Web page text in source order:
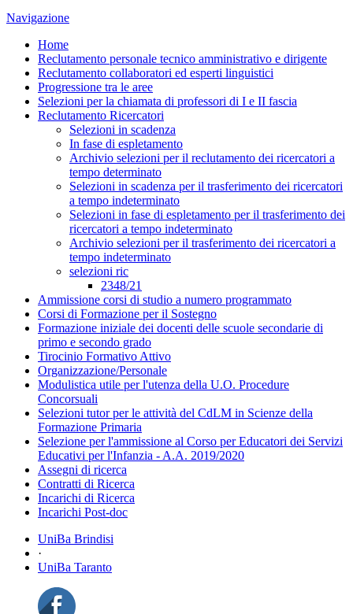
Navigazione
Home
Reclutamento personale tecnico amministrativo e dirigente
Reclutamento collaboratori ed esperti linguistici
Progressione tra le aree
Selezioni per la chiamata di professori di I e II fascia
Reclutamento Ricercatori
Selezioni in scadenza
In fase di espletamento
Archivio selezioni per il reclutamento dei ricercatori a
tempo determinato
Selezioni in scadenza per il trasferimento dei ricercatori
a tempo indeterminato
Selezioni in fase di espletamento per il trasferimento dei
ricercatori a tempo indeterminato
Archivio selezioni per il trasferimento dei ricercatori a
tempo indeterminato
selezioni ric
2348/21
Ammissione corsi di studio a numero programmato
Corsi di Formazione per il Sostegno
Formazione iniziale dei docenti delle scuole secondarie di
primo e secondo grado
Tirocinio Formativo Attivo
Organizzazione/Personale
Modulistica utile per l'utenza della U.O. Procedure
Concorsuali
Selezioni tutor per le attività del CdLM in Scienze della
Formazione Primaria
Selezione per l'ammissione al Corso per Educatori dei Servizi
Educativi per l'Infanzia - A.A. 2019/2020
Assegni di ricerca
Contratti di Ricerca
Incarichi di Ricerca
Incarichi Post-doc
UniBa Brindisi
·
UniBa Taranto